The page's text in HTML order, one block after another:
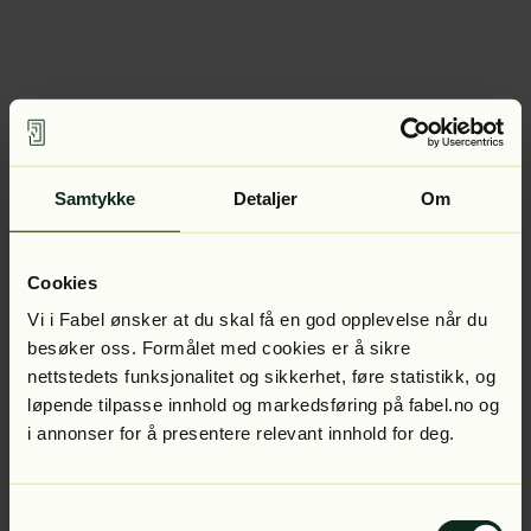
Samtykke Detaljer Om
Cookies
Vi i Fabel ønsker at du skal få en god opplevelse når du
besøker oss. Formålet med cookies er å sikre
nettstedets funksjonalitet og sikkerhet, føre statistikk, og
løpende tilpasse innhold og markedsføring på fabel.no og
i annonser for å presentere relevant innhold for deg.